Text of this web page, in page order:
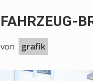
FAHRZEUG-
von grafik